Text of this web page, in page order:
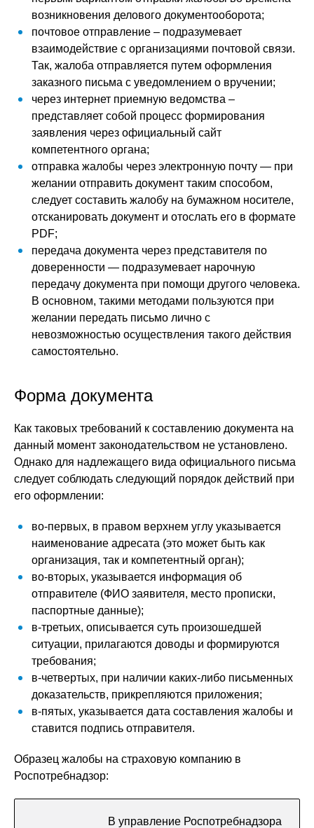
возникновения делового документооборота;
почтовое отправление – подразумевает
взаимодействие с организациями почтовой связи.
Так, жалоба отправляется путем оформления
заказного письма с уведомлением о вручении;
через интернет приемную ведомства –
представляет собой процесс формирования
заявления через официальный сайт
компетентного органа;
отправка жалобы через электронную почту — при
желании отправить документ таким способом,
следует составить жалобу на бумажном носителе,
отсканировать документ и отослать его в формате
PDF;
передача документа через представителя по
доверенности — подразумевает нарочную
передачу документа при помощи другого человека.
В основном, такими методами пользуются при
желании передать письмо лично с
невозможностью осуществления такого действия
самостоятельно.
Форма документа
Как таковых требований к составлению документа на
данный момент законодательством не установлено.
Однако для надлежащего вида официального письма
следует соблюдать следующий порядок действий при
его оформлении:
во-первых, в правом верхнем углу указывается
наименование адресата (это может быть как
организация, так и компетентный орган);
во-вторых, указывается информация об
отправителе (ФИО заявителя, место прописки,
паспортные данные);
в-третьих, описывается суть произошедшей
ситуации, прилагаются доводы и формируются
требования;
в-четвертых, при наличии каких-либо письменных
доказательств, прикрепляются приложения;
в-пятых, указывается дата составления жалобы и
ставится подпись отправителя.
Образец жалобы на страховую компанию в
Роспотребнадзор:
В управление Роспотребнадзора